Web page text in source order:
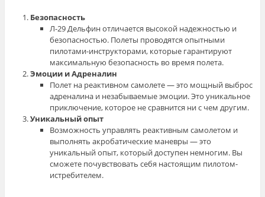
Безопасность
Л-29 Дельфин отличается высокой надежностью и
безопасностью. Полеты проводятся опытными
пилотами-инструкторами, которые гарантируют
максимальную безопасность во время полета.
Эмоции и Адреналин
Полет на реактивном самолете — это мощный выброс
адреналина и незабываемые эмоции. Это уникальное
приключение, которое не сравнится ни с чем другим.
Уникальный опыт
Возможность управлять реактивным самолетом и
выполнять акробатические маневры — это
уникальный опыт, который доступен немногим. Вы
сможете почувствовать себя настоящим пилотом-
истребителем.